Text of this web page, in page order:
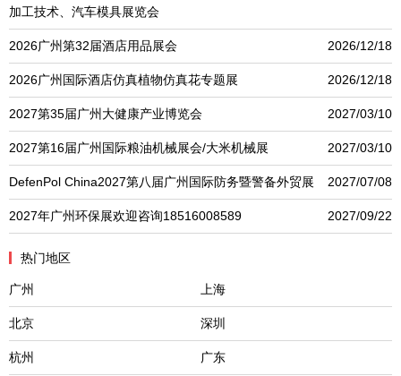
加工技术、汽车模具展览会
2026/12/18
2026广州第32届酒店用品展会
2026/12/18
2026广州国际酒店仿真植物仿真花专题展
2027/03/10
2027第35届广州大健康产业博览会
2027/03/10
2027第16届广州国际粮油机械展会/大米机械展
2027/07/08
DefenPol China2027第八届广州国际防务暨警备外贸展
2027/09/22
2027年广州环保展欢迎咨询18516008589
热门地区
广州 上海
北京 深圳
杭州 广东